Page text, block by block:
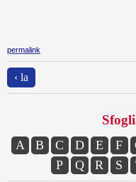
permalink
‹ la
A B C D E F
P
Q R S